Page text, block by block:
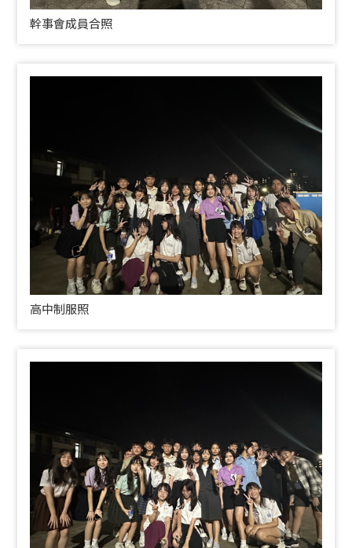
幹事會成員合照
高中制服照